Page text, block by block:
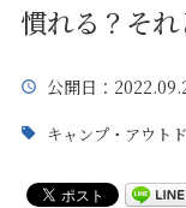
慣れる？そ
公開日 ：
キャンプ・アウト